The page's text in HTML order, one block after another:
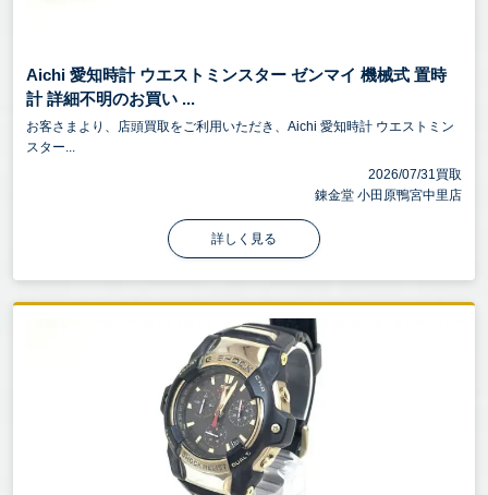
Aichi 愛知時計 ウエストミンスター ゼンマイ 機械式 置時
計 詳細不明のお買い ...
お客さまより、店頭買取をご利用いただき、Aichi 愛知時計 ウエストミン
スター...
2026/07/31買取
錬金堂 小田原鴨宮中里店
詳しく見る